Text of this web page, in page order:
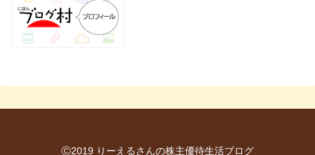
Ⓒ2019 りーえるさんの株主優待生活ブログ